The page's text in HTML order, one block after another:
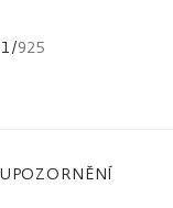
1/925
UPOZORNĚNÍ